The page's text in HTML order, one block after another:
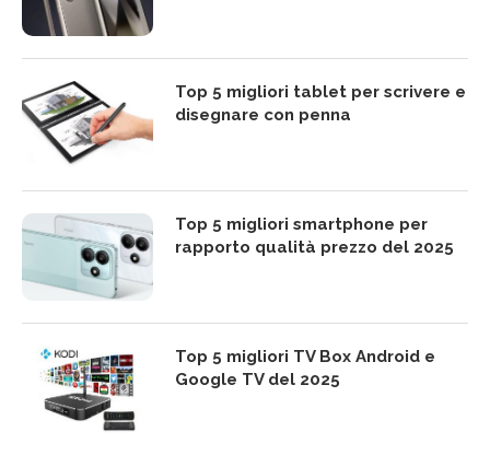
Top 5 migliori tablet per scrivere e
disegnare con penna
Top 5 migliori smartphone per
rapporto qualità prezzo del 2025
Top 5 migliori TV Box Android e
Google TV del 2025